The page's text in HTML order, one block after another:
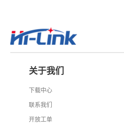
关于我们
下载中心
联系我们
开放工单